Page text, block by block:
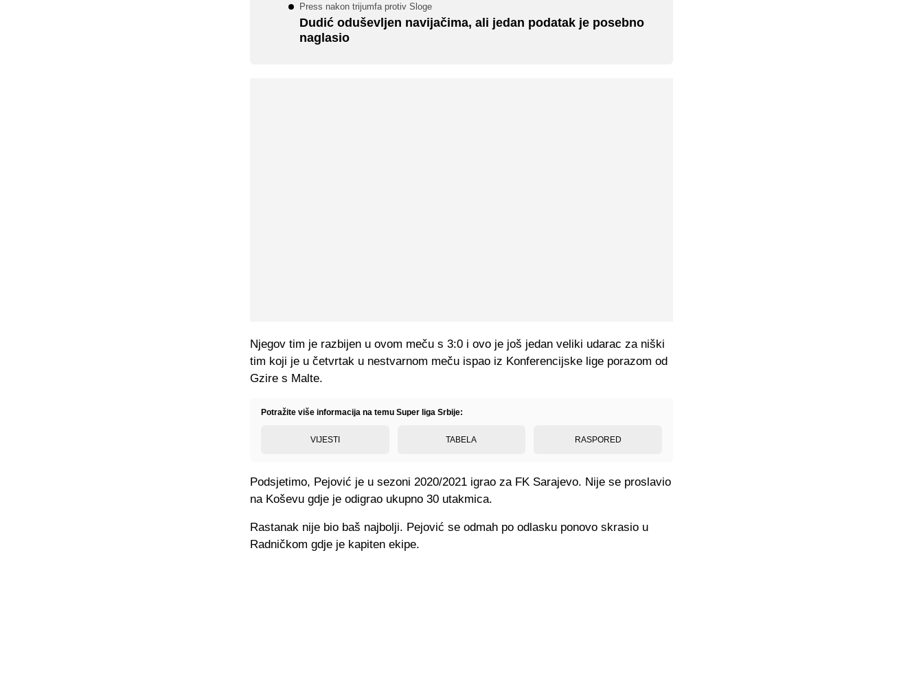
Press nakon trijumfa protiv Sloge
Dudić oduševljen navijačima, ali jedan podatak je posebno
naglasio
Njegov tim je razbijen u ovom meču s 3:0 i ovo je još jedan veliki udarac za niški
tim koji je u četvrtak u nestvarnom meču ispao iz Konferencijske lige porazom od
Gzire s Malte.
Potražite više informacija na temu Super liga Srbije:
VIJESTI TABELA RASPORED
Podsjetimo, Pejović je u sezoni 2020/2021 igrao za FK Sarajevo. Nije se proslavio
na Koševu gdje je odigrao ukupno 30 utakmica.
Rastanak nije bio baš najbolji. Pejović se odmah po odlasku ponovo skrasio u
Radničkom gdje je kapiten ekipe.